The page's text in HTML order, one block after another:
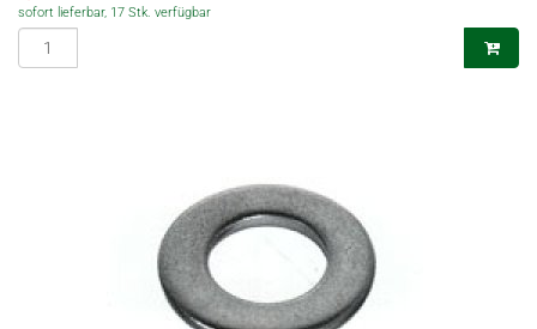
sofort lieferbar, 17 Stk. verfügbar